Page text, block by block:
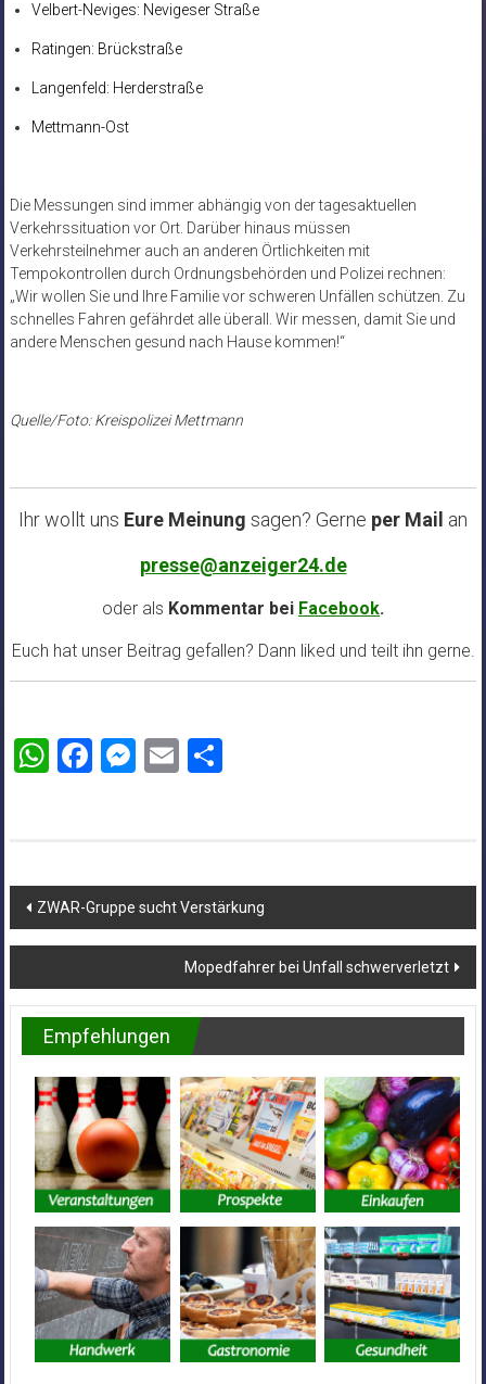
Velbert-Neviges: Nevigeser Straße
Ratingen: Brückstraße
Langenfeld: Herderstraße
Mettmann-Ost
Die Messungen sind immer abhängig von der tagesaktuellen
Verkehrssituation vor Ort. Darüber hinaus müssen
Verkehrsteilnehmer auch an anderen Örtlichkeiten mit
Tempokontrollen durch Ordnungsbehörden und Polizei rechnen:
„Wir wollen Sie und Ihre Familie vor schweren Unfällen schützen. Zu
schnelles Fahren gefährdet alle überall. Wir messen, damit Sie und
andere Menschen gesund nach Hause kommen!“
Quelle/Foto: Kreispolizei Mettmann
Ihr wollt uns Eure Meinung sagen? Gerne per Mail an
presse@anzeiger24.de
oder als Kommentar bei Facebook.
Euch hat unser Beitrag gefallen? Dann liked und teilt ihn gerne.
WhatsApp
Facebook
Messenger
Email
Beitragsnavigation
ZWAR-Gruppe sucht Verstärkung
Mopedfahrer bei Unfall schwerverletzt
Empfehlungen